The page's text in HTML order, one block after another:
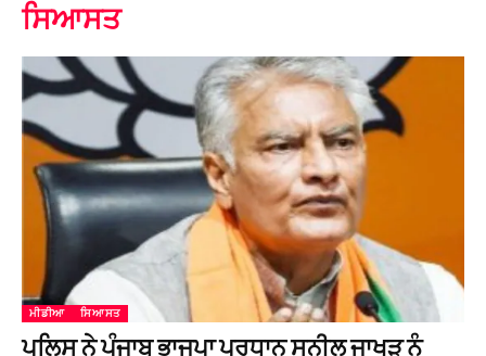
ਸਿਆਸਤ
ਮੀਡੀਆ ਸਿਆਸਤ
ਪੁਲਿਸ ਨੇ ਪੰਜਾਬ ਭਾਜਪਾ ਪ੍ਰਧਾਨ ਸੁਨੀਲ ਜਾਖੜ ਨੂੰ